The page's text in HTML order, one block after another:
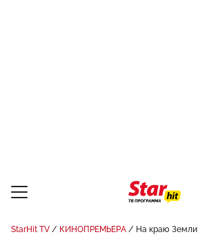
StarHit TV КИНОПРЕМЬЕРА На краю Земли